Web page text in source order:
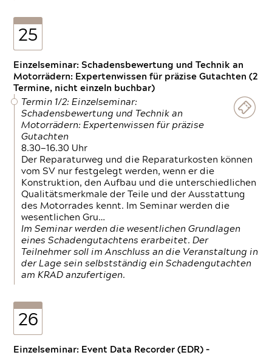
25
Einzelseminar: Schadensbewertung und Technik an
Motorrädern: Expertenwissen für präzise Gutachten (2
Termine, nicht einzeln buchbar)
Termin 1/2: Einzelseminar:
Schadensbewertung und Technik an
Motorrädern: Expertenwissen für präzise
Gutachten
8.30—16.30 Uhr
Der Reparaturweg und die Reparaturkosten können
vom SV nur festgelegt werden, wenn er die
Konstruktion, den Aufbau und die unterschiedlichen
Qualitätsmerkmale der Teile und der Ausstattung
des Motorrades kennt. Im Seminar werden die
wesentlichen Gru…
Im Seminar werden die wesentlichen Grundlagen
eines Schadengutachtens erarbeitet. Der
Teilnehmer soll im Anschluss an die Veranstaltung in
der Lage sein selbstständig ein Schadengutachten
am KRAD anzufertigen.
26
Einzelseminar: Event Data Recorder (EDR) –